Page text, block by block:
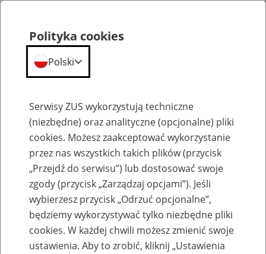
Słownik
Słownik
Polityka cookies
Polski
Serwisy ZUS wykorzystują techniczne
(niezbędne) oraz analityczne (opcjonalne) pliki
cookies. Możesz zaakceptować wykorzystanie
przez nas wszystkich takich plików (przycisk
„Przejdź do serwisu”) lub dostosować swoje
zgody (przycisk „Zarządzaj opcjami”). Jeśli
wybierzesz przycisk „Odrzuć opcjonalne”,
będziemy wykorzystywać tylko niezbędne pliki
cookies. W każdej chwili możesz zmienić swoje
ustawienia. Aby to zrobić, kliknij „Ustawienia